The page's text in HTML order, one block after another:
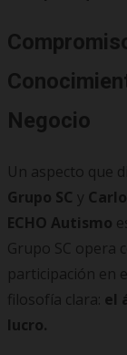
Negocio
Un aspecto que
Grupo SC y
ECHO Autismo
Grupo SC opera
participación en
filosofía clara: el
lucro.